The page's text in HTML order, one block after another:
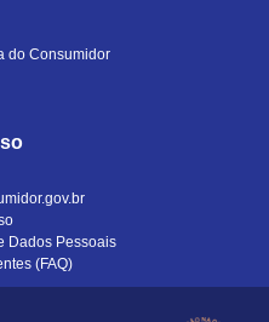
do Consumidor
Dados Pessoais
(FAQ)